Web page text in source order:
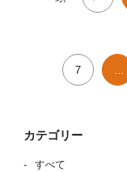
7
カテゴリー
すべて